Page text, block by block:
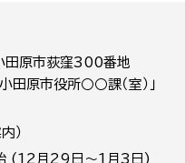
原市荻窪300番地
原市役所○○課（室）」
）
始 (12月29日～1月3日)